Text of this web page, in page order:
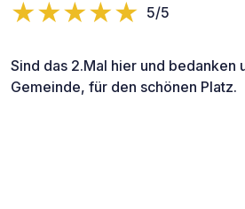
5/5
Sind das 2.Mal hier und bedanken
Gemeinde, für den schönen Platz.